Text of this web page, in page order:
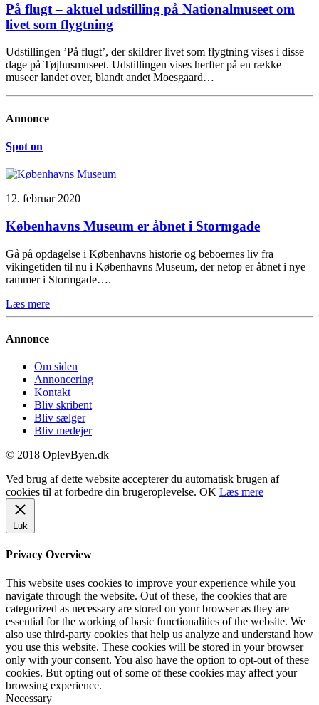
På flugt – aktuel udstilling på Nationalmuseet om
livet som flygtning
Udstillingen ’På flugt’, der skildrer livet som flygtning vises i disse
dage på Tøjhusmuseet. Udstillingen vises herfter på en række
museer landet over, blandt andet Moesgaard…
Annonce
Spot on
12. februar 2020
Københavns Museum er åbnet i Stormgade
Gå på opdagelse i Københavns historie og beboernes liv fra
vikingetiden til nu i Københavns Museum, der netop er åbnet i nye
rammer i Stormgade….
Læs mere
Annonce
Om siden
Annoncering
Kontakt
Bliv skribent
Bliv sælger
Bliv medejer
© 2018 OplevByen.dk
Ved brug af dette website accepterer du automatisk brugen af
cookies til at forbedre din brugeroplevelse. OK Læs mere
Luk
Privacy Overview
This website uses cookies to improve your experience while you
navigate through the website. Out of these, the cookies that are
categorized as necessary are stored on your browser as they are
essential for the working of basic functionalities of the website. We
also use third-party cookies that help us analyze and understand how
you use this website. These cookies will be stored in your browser
only with your consent. You also have the option to opt-out of these
cookies. But opting out of some of these cookies may affect your
browsing experience.
Necessary